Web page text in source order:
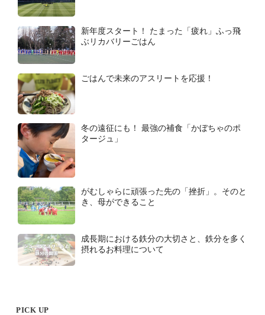
新年度スタート！ たまった「疲れ」ふっ飛
ぶリカバリーごはん
ごはんで未来のアスリートを応援！
冬の遠征にも！ 最強の補食「かぼちゃのポ
タージュ」
がむしゃらに頑張った先の「挫折」。そのと
き、母ができること
成長期における鉄分の大切さと、鉄分を多く
摂れるお料理について
PICK UP